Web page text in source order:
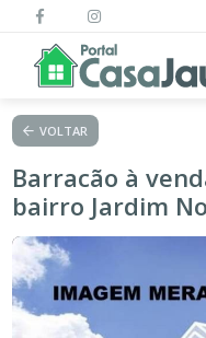
VOLTAR
Barracão à
bairro Jardim